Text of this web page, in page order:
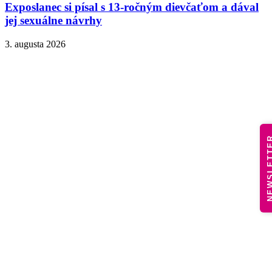
Exposlanec si písal s 13-ročným dievčaťom a dával
jej sexuálne návrhy
3. augusta 2026